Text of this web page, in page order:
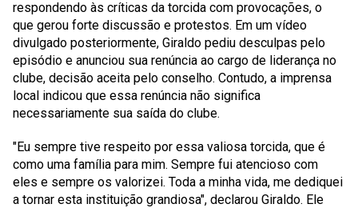
respondendo às críticas da torcida com provocações, o
que gerou forte discussão e protestos. Em um vídeo
divulgado posteriormente, Giraldo pediu desculpas pelo
episódio e anunciou sua renúncia ao cargo de liderança no
clube, decisão aceita pelo conselho. Contudo, a imprensa
local indicou que essa renúncia não significa
necessariamente sua saída do clube.
"Eu sempre tive respeito por essa valiosa torcida, que é
como uma família para mim. Sempre fui atencioso com
eles e sempre os valorizei. Toda a minha vida, me dediquei
a tornar esta instituição grandiosa", declarou Giraldo. Ele